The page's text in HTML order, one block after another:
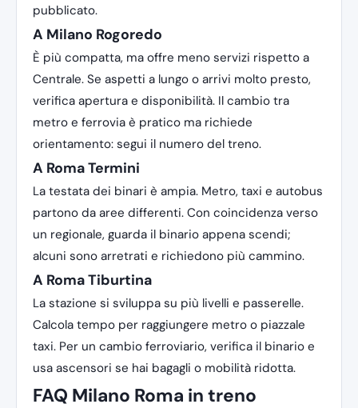
pubblicato.
A Milano Rogoredo
È più compatta, ma offre meno servizi rispetto a
Centrale. Se aspetti a lungo o arrivi molto presto,
verifica apertura e disponibilità. Il cambio tra
metro e ferrovia è pratico ma richiede
orientamento: segui il numero del treno.
A Roma Termini
La testata dei binari è ampia. Metro, taxi e autobus
partono da aree differenti. Con coincidenza verso
un regionale, guarda il binario appena scendi;
alcuni sono arretrati e richiedono più cammino.
A Roma Tiburtina
La stazione si sviluppa su più livelli e passerelle.
Calcola tempo per raggiungere metro o piazzale
taxi. Per un cambio ferroviario, verifica il binario e
usa ascensori se hai bagagli o mobilità ridotta.
FAQ Milano Roma in treno